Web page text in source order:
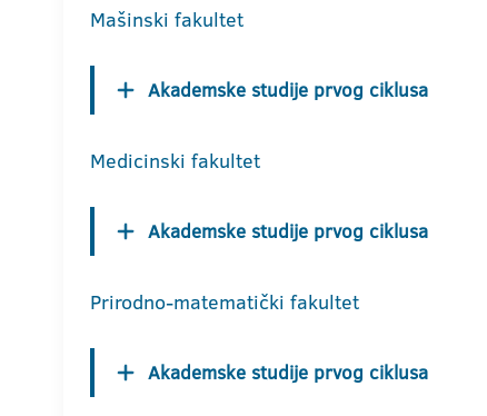
Mašinski fakultet
Akademske studije prvog ciklusa
Medicinski fakultet
Akademske studije prvog ciklusa
Prirodno-matematički fakultet
Akademske studije prvog ciklusa